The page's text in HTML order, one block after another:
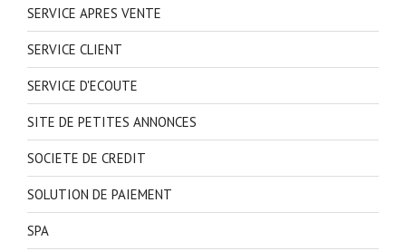
SERVICE APRES VENTE
SERVICE CLIENT
SERVICE D'ECOUTE
SITE DE PETITES ANNONCES
SOCIETE DE CREDIT
SOLUTION DE PAIEMENT
SPA